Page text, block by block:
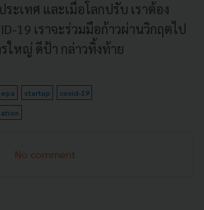
ะเทศ และเมื่อโลกปรับ เราต้อง
19 เราจะร่วมมือก้าวผ่านวิกฤตไป
ใหญ่ ดีป้า กล่าวทิ้งท้าย
startup covid-19
No comment